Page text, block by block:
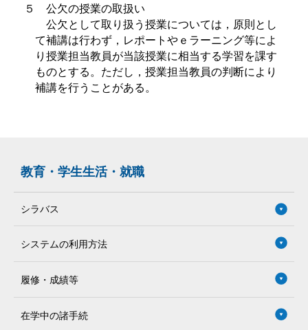
５ 公欠の授業の取扱い
公欠として取り扱う授業については，原則とし
て補講は行わず，レポートやｅラーニング等によ
り授業担当教員が当該授業に相当する学習を課す
ものとする。ただし，授業担当教員の判断により
補講を行うことがある。
教育・学生生活・就職
シラバス
システムの利用方法
履修・成績等
在学中の諸手続